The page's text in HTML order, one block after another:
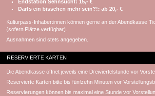
Endstation Sehnsucht: 15,- €
Darfs ein bisschen mehr sein?!: ab 20,- €
Kulturpass-Inhaber:innen können gerne an der Abendkasse
(sofern Plätze verfügbar).
Ausnahmen sind stets angegeben.
RESERVIERTE KARTEN
Die Abendkasse öffnet jeweils eine Dreiviertelstunde vor
Reservierte Karten bitte bis fünfzehn Minuten vor
Reservierungen können bis maximal eine Stunde vor